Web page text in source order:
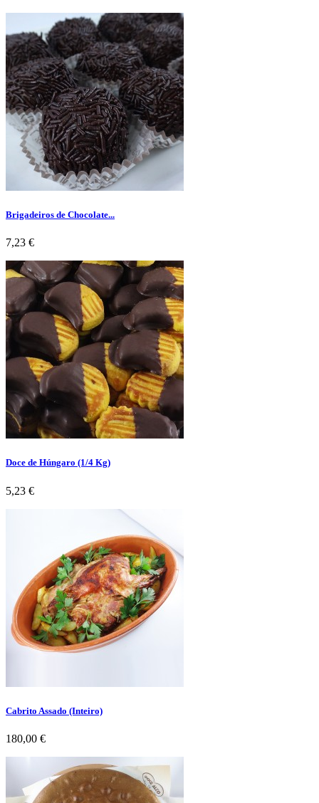
Brigadeiros de Chocolate...
Preço
7,23 €
Doce de Húngaro (1/4 Kg)
Preço
5,23 €
Cabrito Assado (Inteiro)
Preço
180,00 €